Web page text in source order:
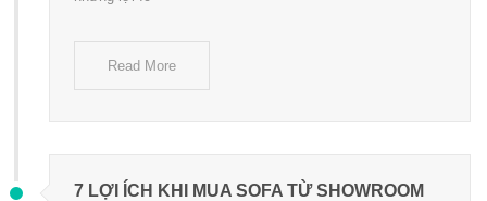
Read More
7 LỢI ÍCH KHI MUA SOFA TỪ SHOWROOM